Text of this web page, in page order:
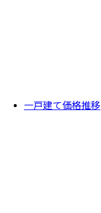
一戸建て価格推移